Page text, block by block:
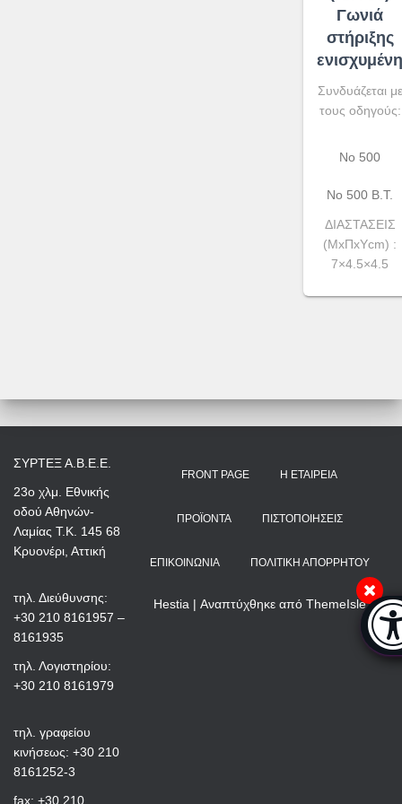
Γωνιά
στήριξης
ενισχυμένη
Συνδυάζεται με
τους οδηγούς:
No 500
Νο 500 Β.Τ.
ΔΙΑΣΤΑΣΕΙΣ
(ΜxΠxYcm) :
7×4.5×4.5
ΣΥΡΤΕΞ Α.Β.Ε.Ε.
23ο χλμ. Εθνικής
οδού Αθηνών-
Λαμίας Τ.Κ. 145 68
Κρυονέρι, Αττική
τηλ. Διεύθυνσης:
+30 210 8161957 –
8161935
τηλ. Λογιστηρίου:
+30 210 8161979
τηλ. γραφείου
κινήσεως: +30 210
8161252-3
fax: +30 210
FRONT PAGE Η ΕΤΑΙΡΕΊΑ
ΠΡΟΪΌΝΤΑ ΠΙΣΤΟΠΟΙΉΣΕΙΣ
ΕΠΙΚΟΙΝΩΝΊΑ ΠΟΛΙΤΙΚΉ ΑΠΟΡΡΉΤΟΥ
Hestia | Αναπτύχθηκε από ThemeIsle